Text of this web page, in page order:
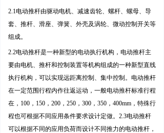
2.1电动推杆由驱动电机、减速齿轮、螺杆、螺母、导
套、推杆、滑座、弹簧、外壳及涡轮、微动控制开关等
组成。
2.2电动推杆是一种新型的电动执行机构，电动推杆主
要由电机、推杆和控制装置等机构组成的一种新型直线
执行机构，可以实现远距离控制、集中控制。电动推杆
在一定范围行程内作往返运动，一般电动推杆标准行程
在 ， 100 ， 150 ， 200 ， 250 ， 300 ， 350 ， 400mm ，特殊行
程也可根据不同应用条件要求设计定做。 2.3电动推杆
可以根据不同的应用负荷而设计不同推力的电动推杆，